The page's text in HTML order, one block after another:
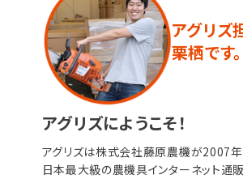
アグリズ
栗栖です。
アグリズにようこそ！
アグリズは株式会社藤原農機が2007年
日本最大級の農機具インターネット通販